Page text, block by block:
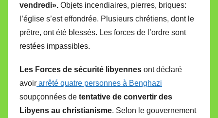
vendredi». Objets incendiaires, pierres, briques:
l’église s’est effondrée. Plusieurs chrétiens, dont le
prêtre, ont été blessés. Les forces de l’ordre sont
restées impassibles.
Les Forces de sécurité libyennes ont déclaré
avoir arrêté quatre personnes à Benghazi
soupçonnées de tentative de convertir des
Libyens au christianisme. Selon le gouvernement